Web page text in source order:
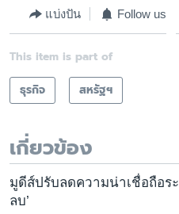
แบ่งปัน Follow us
This item is part of
ธุรกิจ
สหรัฐฯ
เกี่ยวข้อง
มูดีส์ปรับลดความน่าเชื่อถือร
ลบ’